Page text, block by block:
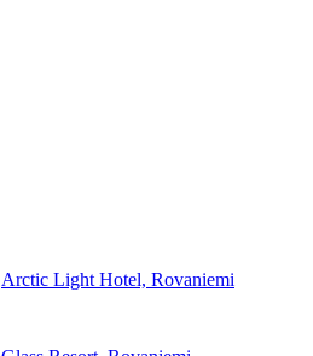
Arctic Light Hotel, Rovaniemi